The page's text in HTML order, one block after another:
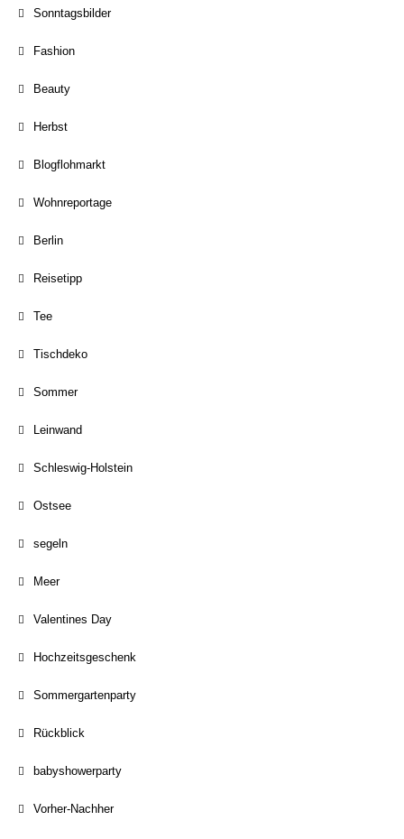
Sonntagsbilder
Fashion
Beauty
Herbst
Blogflohmarkt
Wohnreportage
Berlin
Reisetipp
Tee
Tischdeko
Sommer
Leinwand
Schleswig-Holstein
Ostsee
segeln
Meer
Valentines Day
Hochzeitsgeschenk
Sommergartenparty
Rückblick
babyshowerparty
Vorher-Nachher